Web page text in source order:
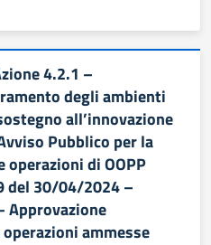
4.2.1 –
degli ambienti
all’innovazione
Pubblico per la
operazioni di OOPP
del 30/04/2024 –
Approvazione
ammesse